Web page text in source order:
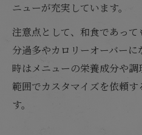
ニューが充実しています。
注意点として、和食であっ
分過多やカロリーオーバー
時はメニューの栄養成分や
範囲でカスタマイズを依頼
す。